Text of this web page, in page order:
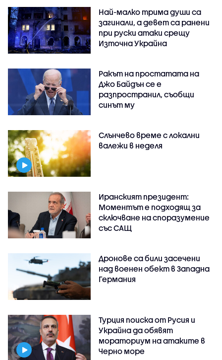
Най-малко трима души са
загинали, а девет са ранени
при руски атаки срещу
Източна Украйна
Ракът на простатата на
Джо Байдън се е
разпространил, съобщи
синът му
Слънчево време с локални
валежи в неделя
Иранският президент:
Моментът е подходящ за
сключване на споразумение
със САЩ
Дронове са били засечени
над военен обект в Западна
Германия
Турция поиска от Русия и
Украйна да обявят
мораториум на атаките в
Черно море